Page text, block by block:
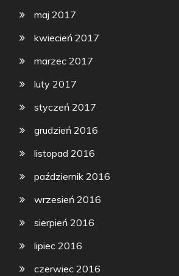
maj 2017
kwiecień 2017
marzec 2017
luty 2017
styczeń 2017
grudzień 2016
listopad 2016
październik 2016
wrzesień 2016
sierpień 2016
lipiec 2016
czerwiec 2016